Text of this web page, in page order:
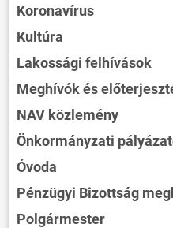
Koronavírus
Kultúra
Lakossági felhívások
Meghívók és
NAV közlemény
Önkormányzati
Óvoda
Pénzügyi Bizottság
Polgármester